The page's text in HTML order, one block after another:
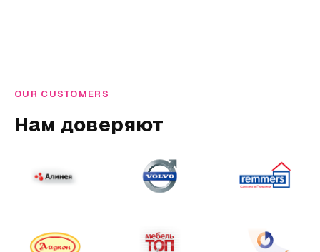
OUR CUSTOMERS
Нам доверяют